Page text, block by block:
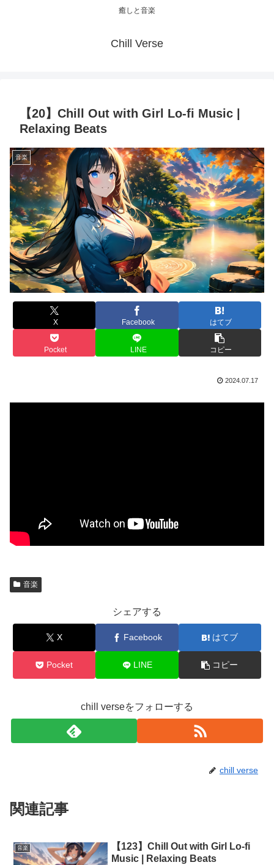
癒しと音楽
Chill Verse
【20】Chill Out with Girl Lo-fi Music |
Relaxing Beats
音楽
X Facebook はてブ
Pocket LINE コピー
2024.07.17
音楽
シェアする
X Facebook はてブ
Pocket LINE コピー
chill verseをフォローする
chill verse
関連記事
音楽
【123】Chill Out with Girl Lo-fi
Music | Relaxing Beats